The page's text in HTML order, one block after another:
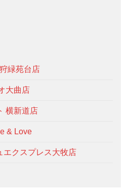
緑苑台店
大曲店
横新道店
& Love
エクスプレス大牧店